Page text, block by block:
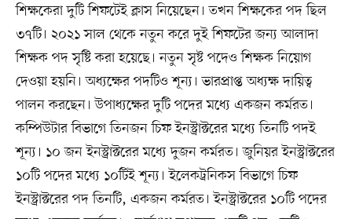
শিক্ষকেরা দুটি শিফটেই ক্লাস নিয়েছেন। তখন শিক্ষকের পদ ছিল
৩৭টি। ২০২১ সাল থেকে নতুন করে দুই শিফটের জন্য আলাদা
শিক্ষক পদ সৃষ্টি করা হয়েছে। নতুন সৃষ্ট পদেও শিক্ষক নিয়োগ
দেওয়া হয়নি। অধ্যক্ষের পদটিও শূন্য। ভারপ্রাপ্ত অধ্যক্ষ দায়িত্ব
পালন করছেন। উপাধ্যক্ষের দুটি পদের মধ্যে একজন কর্মরত।
কম্পিউটার বিভাগে তিনজন চিফ ইনস্ট্রাক্টরের মধ্যে তিনটি পদই
শূন্য। ১০ জন ইনস্ট্রাক্টরের মধ্যে দুজন কর্মরত। জুনিয়র ইনস্ট্রাক্টরের
১০টি পদের মধ্যে ১০টিই শূন্য। ইলেকট্রনিকস বিভাগে চিফ
ইনস্ট্রাক্টরের পদ তিনটি, একজন কর্মরত। ইনস্ট্রাক্টরের ১০টি পদের